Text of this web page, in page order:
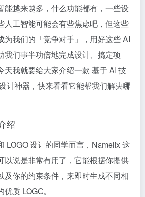
能越来越多，什么功能都有，一些设
人工智能可能会有些焦虑吧，但这些
为我们的「竞争对手」，用好这些 AI
我们事半功倍地完成设计、搞定项
天我就要给大家介绍一款 基于 AI 技
计神器，快来看看它能帮我们解决哪
绍
LOGO 设计的同学而言，Namelix 这
以说是非常有用了，它能根据你提供
及你的约束条件，来即时生成不同相
质 LOGO。